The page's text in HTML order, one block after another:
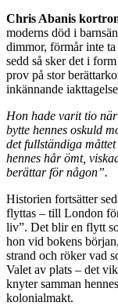
Chris Abanis
moderns död i
dimmor, förmår inte
sedd så sker det i
prov på stor
inkännande
Hon hade varit tio
bytte hennes oskuld
det fullständiga
hennes hår ömt,
berättar för någon”.
Historien fortsätter
flyttas – till London
liv”. Det blir en flytt
hon vid bokens
strand och röker vad
Valet av plats – det
knyter samman
kolonialmakt.